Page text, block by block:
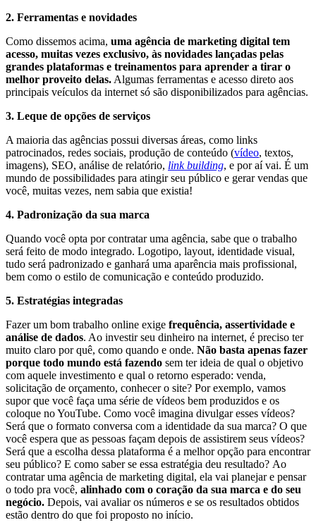
2. Ferramentas e novidades
Como dissemos acima, uma agência de marketing digital tem
acesso, muitas vezes exclusivo, às novidades lançadas pelas
grandes plataformas e treinamentos para aprender a tirar o
melhor proveito delas. Algumas ferramentas e acesso direto aos
principais veículos da internet só são disponibilizados para agências.
3. Leque de opções de serviços
A maioria das agências possui diversas áreas, como links
patrocinados, redes sociais, produção de conteúdo (vídeo, textos,
imagens), SEO, análise de relatório, link building, e por aí vai. É um
mundo de possibilidades para atingir seu público e gerar vendas que
você, muitas vezes, nem sabia que existia!
4. Padronização da sua marca
Quando você opta por contratar uma agência, sabe que o trabalho
será feito de modo integrado. Logotipo, layout, identidade visual,
tudo será padronizado e ganhará uma aparência mais profissional,
bem como o estilo de comunicação e conteúdo produzido.
5. Estratégias integradas
Fazer um bom trabalho online exige frequência, assertividade e
análise de dados. Ao investir seu dinheiro na internet, é preciso ter
muito claro por quê, como quando e onde. Não basta apenas fazer
porque todo mundo está fazendo sem ter ideia de qual o objetivo
com aquele investimento e qual o retorno esperado: venda,
solicitação de orçamento, conhecer o site? Por exemplo, vamos
supor que você faça uma série de vídeos bem produzidos e os
coloque no YouTube. Como você imagina divulgar esses vídeos?
Será que o formato conversa com a identidade da sua marca? O que
você espera que as pessoas façam depois de assistirem seus vídeos?
Será que a escolha dessa plataforma é a melhor opção para encontrar
seu público? E como saber se essa estratégia deu resultado? Ao
contratar uma agência de marketing digital, ela vai planejar e pensar
o todo pra você, alinhado com o coração da sua marca e do seu
negócio. Depois, vai avaliar os números e se os resultados obtidos
estão dentro do que foi proposto no início.